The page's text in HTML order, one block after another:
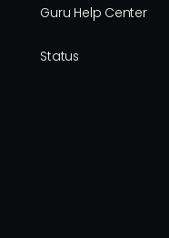
Guru Help Center
Status